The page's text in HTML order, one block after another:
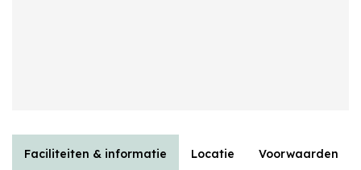
Faciliteiten & informatie Locatie Voorwaarden